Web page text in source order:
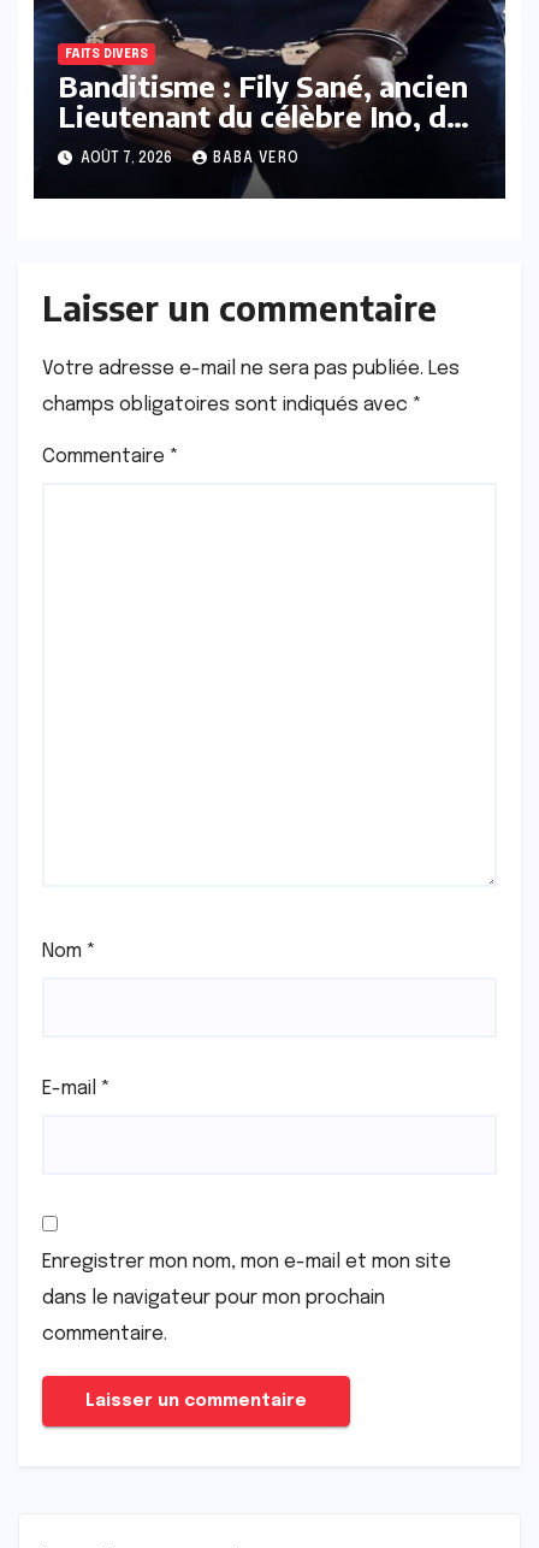
FAITS DIVERS
Banditisme : Fily Sané, ancien
Lieutenant du célèbre Ino, de
nouveau Interpellé
AOÛT 7, 2026 BABA VERO
Laisser un commentaire
Votre adresse e-mail ne sera pas publiée. Les
champs obligatoires sont indiqués avec *
Commentaire *
Nom *
E-mail *
Enregistrer mon nom, mon e-mail et mon site
dans le navigateur pour mon prochain
commentaire.